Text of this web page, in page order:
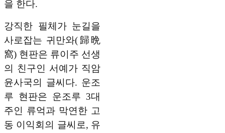
을 한다.
강직한 필체가 눈길을
사로잡는 귀만와(歸晩
窩) 현판은 류이주 선생
의 친구인 서예가 직암
윤사국의 글씨다. 운조
루 현판은 운조루 3대
주인 류억과 막연한 고
동 이익회의 글씨로, 유